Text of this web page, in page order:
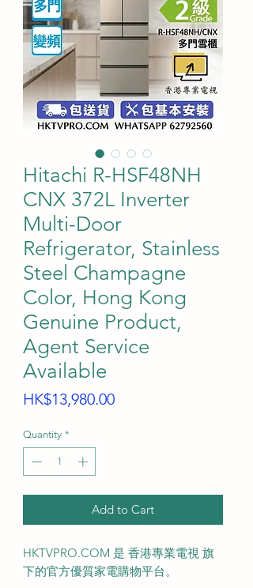
Hitachi R-HSF48NH
CNX 372L Inverter
Multi-Door
Refrigerator, Stainless
Steel Champagne
Color, Hong Kong
Genuine Product,
Agent Service
Available
HK$13,980.00Price
Quantity *
Add to Cart
HKTVPRO.COM 是 香港專業電視 旗
下的官方優質家電購物平台。